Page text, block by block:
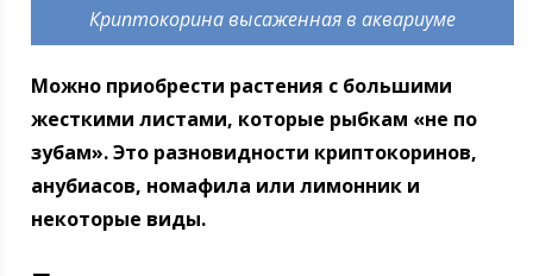
Криптокорина высаженная в аквариуме
Можно приобрести растения с большими
жесткими листами, которые рыбкам «не по
зубам». Это разновидности криптокоринов,
анубиасов, номафила или лимонник и
некоторые виды.